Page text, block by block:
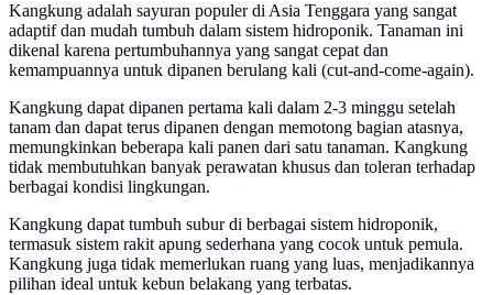
Kangkung adalah sayuran populer di Asia Tenggara yang sangat
adaptif dan mudah tumbuh dalam sistem hidroponik. Tanaman ini
dikenal karena pertumbuhannya yang sangat cepat dan
kemampuannya untuk dipanen berulang kali (cut-and-come-again).
Kangkung dapat dipanen pertama kali dalam 2-3 minggu setelah
tanam dan dapat terus dipanen dengan memotong bagian atasnya,
memungkinkan beberapa kali panen dari satu tanaman. Kangkung
tidak membutuhkan banyak perawatan khusus dan toleran terhadap
berbagai kondisi lingkungan.
Kangkung dapat tumbuh subur di berbagai sistem hidroponik,
termasuk sistem rakit apung sederhana yang cocok untuk pemula.
Kangkung juga tidak memerlukan ruang yang luas, menjadikannya
pilihan ideal untuk kebun belakang yang terbatas.